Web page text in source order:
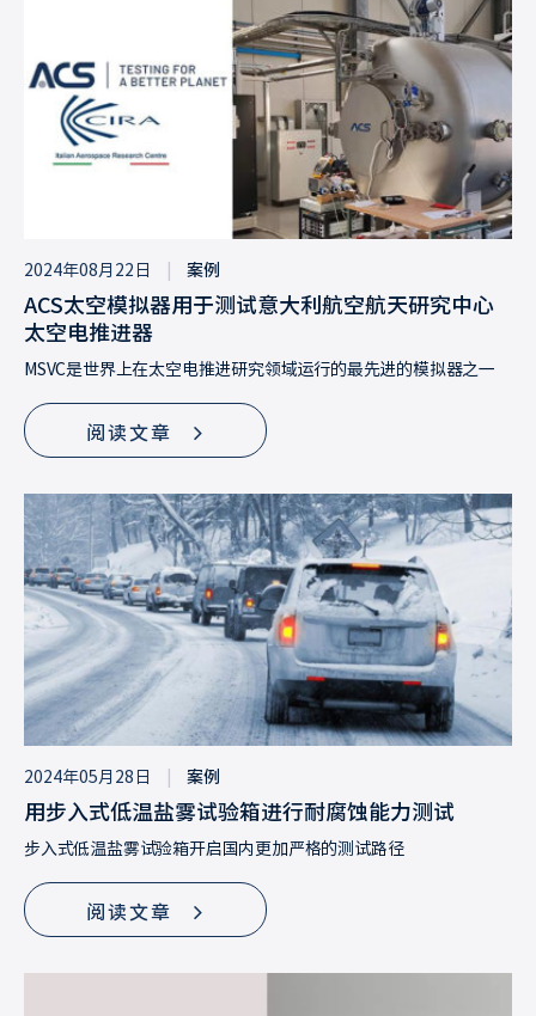
2024年08月22日 案例
ACS太空模拟器用于测试意大利航空航天研究中心
太空电推进器
MSVC是世界上在太空电推进研究领域运行的最先进的模拟器之一
阅读文章
2024年05月28日 案例
用步入式低温盐雾试验箱进行耐腐蚀能力测试
步入式低温盐雾试验箱开启国内更加严格的测试路径
阅读文章